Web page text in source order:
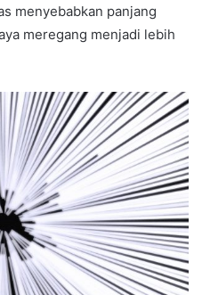
menyebabkan panjang
meregang menjadi lebih